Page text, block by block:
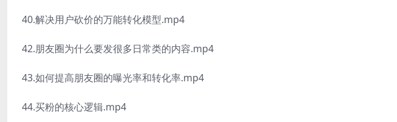
40.解决用户砍价的万能转化模型.mp4
42.朋友圈为什么要发很多日常类的内容.mp4
43.如何提高朋友圈的曝光率和转化率.mp4
44.买粉的核心逻辑.mp4